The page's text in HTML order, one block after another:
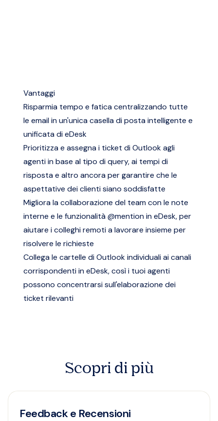
Vantaggi
Risparmia tempo e fatica centralizzando tutte
le email in un'unica casella di posta intelligente e
unificata di eDesk
Prioritizza e assegna i ticket di Outlook agli
agenti in base al tipo di query, ai tempi di
risposta e altro ancora per garantire che le
aspettative dei clienti siano soddisfatte
Migliora la collaborazione del team con le note
interne e le funzionalità @mention in eDesk, per
aiutare i colleghi remoti a lavorare insieme per
risolvere le richieste
Collega le cartelle di Outlook individuali ai canali
corrispondenti in eDesk, così i tuoi agenti
possono concentrarsi sull'elaborazione dei
ticket rilevanti
Scopri di più
Feedback e Recensioni